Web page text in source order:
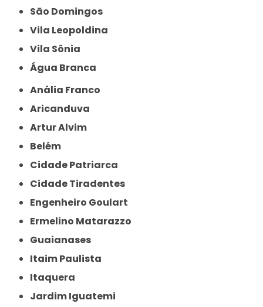
São Domingos
Vila Leopoldina
Vila Sônia
Água Branca
Anália Franco
Aricanduva
Artur Alvim
Belém
Cidade Patriarca
Cidade Tiradentes
Engenheiro Goulart
Ermelino Matarazzo
Guaianases
Itaim Paulista
Itaquera
Jardim Iguatemi